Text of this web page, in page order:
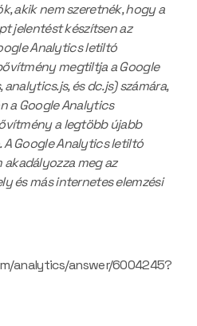
akik nem szeretnék, hogy a
jelentést készítsen az
Analytics letiltó
megtiltja a Google
és dc.js) számára,
a Google Analytics
a legtöbb újabb
Google Analytics letiltó
meg az
és más internetes elemzési
analytics/answer/6004245?